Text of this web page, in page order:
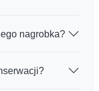
nagrobka?